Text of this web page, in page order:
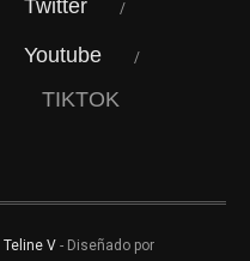
Twitter
Youtube
TIKTOK
Teline V - Diseñado por